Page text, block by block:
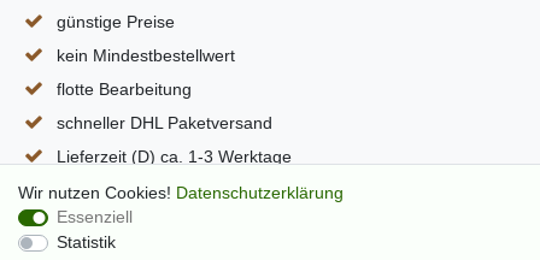
günstige Preise
kein Mindestbestellwert
flotte Bearbeitung
schneller DHL Paketversand
Lieferzeit (D) ca. 1-3 Werktage
alle Seiten per SSL verschlüsselt
Wir nutzen Cookies! Daten­schutz­erklärung
Essenziell
Statistik